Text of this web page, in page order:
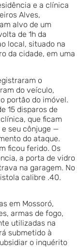
e a clínica
Alves,
alvo de um
de 1h da
local, situado na
da cidade, em uma
o
do veículo,
portão do imóvel.
15 disparos de
que ficam
seu cônjuge —
do ataque.
ficou ferido. Os
a porta de vidro
na garagem. No
calibre .40.
em Mossoró,
armas de fogo,
utilizadas na
submetido à
o inquérito